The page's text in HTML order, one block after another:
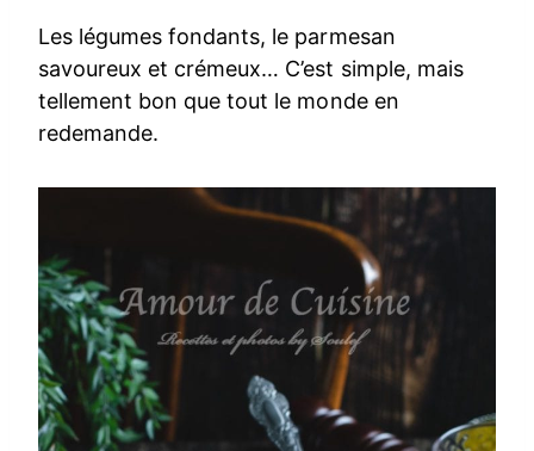
Les légumes fondants, le parmesan
savoureux et crémeux… C’est simple, mais
tellement bon que tout le monde en
redemande.